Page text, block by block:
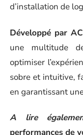
d’installation de
Développé par
une multitude
optimiser
sobre et intuitive,
en garantissant
A lire
performances de